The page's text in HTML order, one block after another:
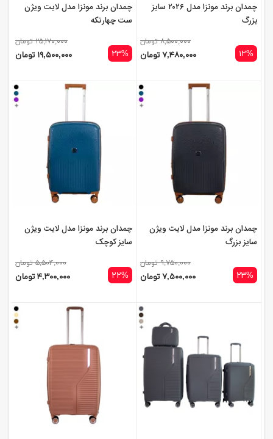
چمدان برند مونزا مدل ۲۰۲۶ سایز
بزرگ
۱۲%
۸,۵۰۰,۰۰۰ تومان
۷,۴۸۰,۰۰۰ تومان
چمدان برند مونزا مدل لایت ویژن
ست چهارتکه
۲۳%
۲۵,۱۷۰,۰۰۰ تومان
۱۹,۵۰۰,۰۰۰ تومان
چمدان برند مونزا مدل لایت ویژن
سایز بزرگ
۲۳%
۹,۷۵۰,۰۰۰ تومان
۷,۵۰۰,۰۰۰ تومان
چمدان برند مونزا مدل لایت ویژن
سایز کوچک
۲۲%
۵,۵۰۴,۰۰۰ تومان
۴,۳۰۰,۰۰۰ تومان